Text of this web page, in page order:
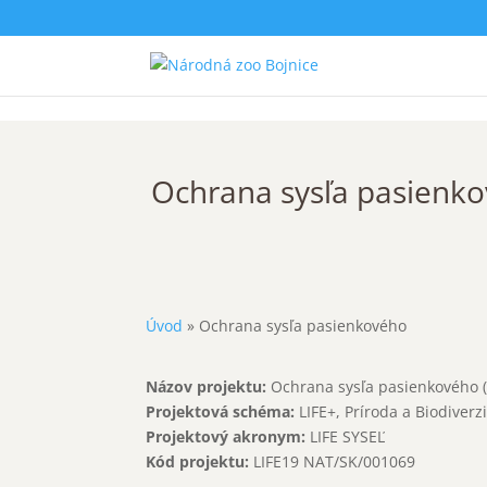
Ochrana sysľa
Úvod » Ochrana sysľa pasienkového
Názov projektu: Ochrana sysľa pasienkového (
Projektová schéma: LIFE+, Príroda a
Projektový akronym: LIFE SYSEĽ
Kód projektu: LIFE19 NAT/SK/001069